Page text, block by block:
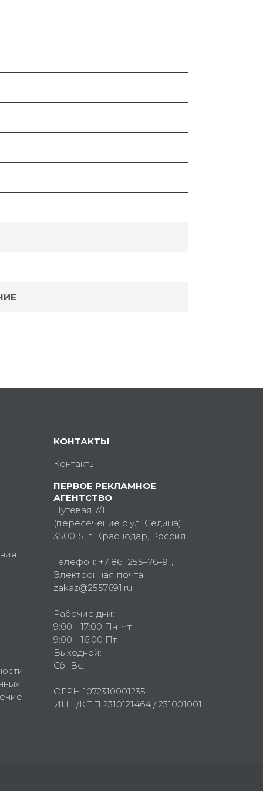
КОНТАКТЫ
Контакты
ПЕРВОЕ РЕКЛАМНОЕ
АГЕНТСТВО
Путевая 7/1
(пересечение с ул. Седина)
350015, г. Краснодар, Россия
Телефон: +7 861 255–76–91,
Электронная почта:
zakaz@2557691.ru
Рабочие дни:
9:00 - 17:00 Пн-Чт
9:00 - 16:00 Пт
Выходной:
Сб.-Вс.
ОГРН 1072310001235
ИНН/КПП 2310121464 / 231001001